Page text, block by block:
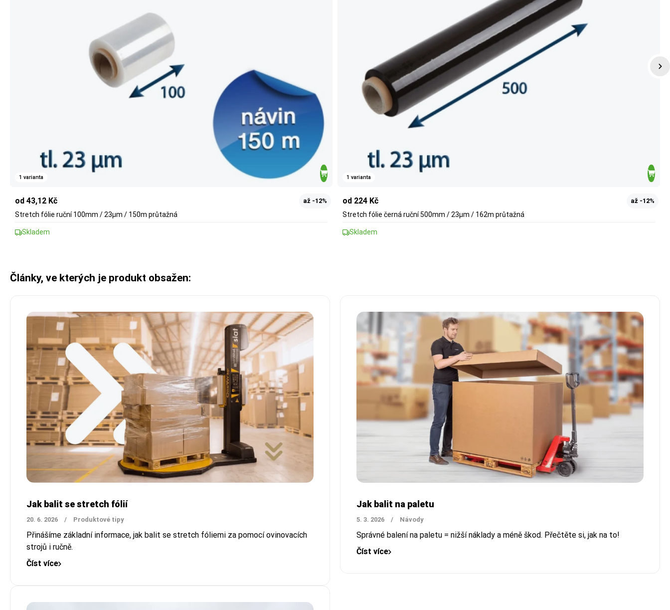
1 varianta
od 43,12 Kč až -12%
Stretch fólie ruční 100mm / 23µm / 150m průtažná
Skladem
1 varianta
od 224 Kč až -12%
Stretch fólie černá ruční 500mm / 23µm / 162m průtažná
Skladem
Články, ve kterých je produkt obsažen:
Jak balit se stretch fólií
20. 6. 2026 / Produktové tipy
Přinášíme základní informace, jak balit se stretch fóliemi za pomocí ovinovacích
strojů i ručně.
Číst více
Jak balit na paletu
5. 3. 2026 / Návody
Správné balení na paletu = nižší náklady a méně škod. Přečtěte si, jak na to!
Číst více